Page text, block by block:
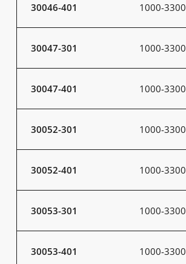
30046-401 1000-3300
30047-301 1000-3300
30047-401 1000-3300
30052-301 1000-3300
30052-401 1000-3300
30053-301 1000-3300
30053-401 1000-3300